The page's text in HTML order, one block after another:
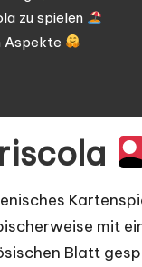
zu spielen
Aspekte
mit
Blatt